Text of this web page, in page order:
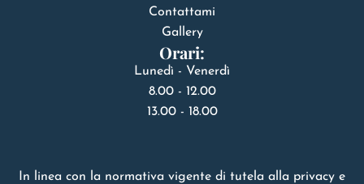
Contattami
Gallery
Orari:
Lunedì - Venerdì
8.00 - 12.00
13.00 - 18.00
In linea con la normativa vigente di tutela alla privacy e